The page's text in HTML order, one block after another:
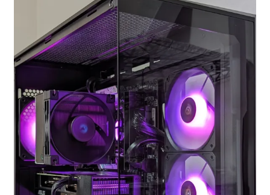
フルカスタマイズ相談
みんなのPC組立履歴
ご使用時にあたって